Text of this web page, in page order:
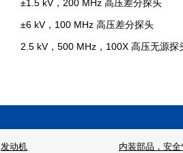
±1.5 kV，200 MHz 高压差分探头
±6 kV，100 MHz 高压差分探头
2.5 kV，500 MHz，100X 高压无源探
发动机
内装部品，安